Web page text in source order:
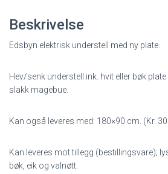
Beskrivelse
Edsbyn elektrisk understell med ny plate.
Hev/senk understell ink. hvit eller bøk
slakk magebue.
Kan også leveres med: 180×90 cm. (Kr.
Kan leveres mot tillegg (bestillingsvare);
bøk, eik og valnøtt.